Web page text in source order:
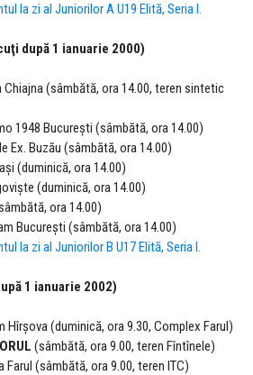
la zi al Juniorilor A U19 Elită, Seria I.
după 1 ianuarie 2000)
Chiajna (sâmbătă, ora 14.00, teren sintetic
1948 Bucureşti (sâmbătă, ora 14.00)
Ex. Buzău (sâmbătă, ora 14.00)
(duminică, ora 14.00)
(duminică, ora 14.00)
ora 14.00)
Bucureşti (sâmbătă, ora 14.00)
la zi al Juniorilor B U17 Elită, Seria I.
1 ianuarie 2002)
Hîrșova (duminică, ora 9.30, Complex Farul)
(sâmbătă, ora 9.00, teren Fîntînele)
(sâmbătă, ora 9.00, teren ITC)